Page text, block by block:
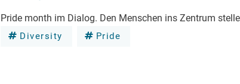
Pride month im Dialog. Den Menschen ins Zentrum
Diversity Pride